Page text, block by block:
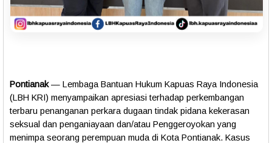
Pontianak— Lembaga Bantuan Hukum Kapuas Raya Indonesia
(LBH KRI) menyampaikan apresiasi terhadap perkembangan
terbaru penanganan perkara dugaantindak pidana kekerasan
seksual dan penganiayaan dan/atau Penggeroyokan yang
menimpa seorang perempuan muda di Kota Pontianak. Kasus